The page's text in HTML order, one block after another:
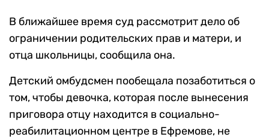
В ближайшее время суд рассмотрит дело об
ограничении родительских прав и матери, и
отца школьницы, сообщила она.
Детский омбудсмен пообещала позаботиться о
том, чтобы девочка, которая после вынесения
приговора отцу находится в социально-
реабилитационном центре в Ефремове, не